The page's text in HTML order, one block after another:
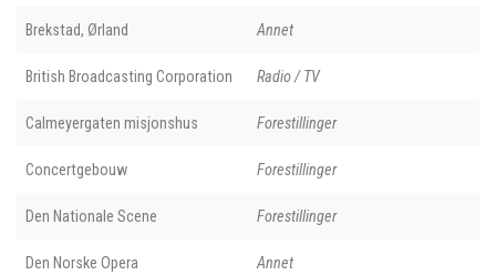
Brekstad, Ørland Annet
British Broadcasting Corporation Radio / TV
Calmeyergaten misjonshus Forestillinger
Concertgebouw Forestillinger
Den Nationale Scene Forestillinger
Den Norske Opera Annet